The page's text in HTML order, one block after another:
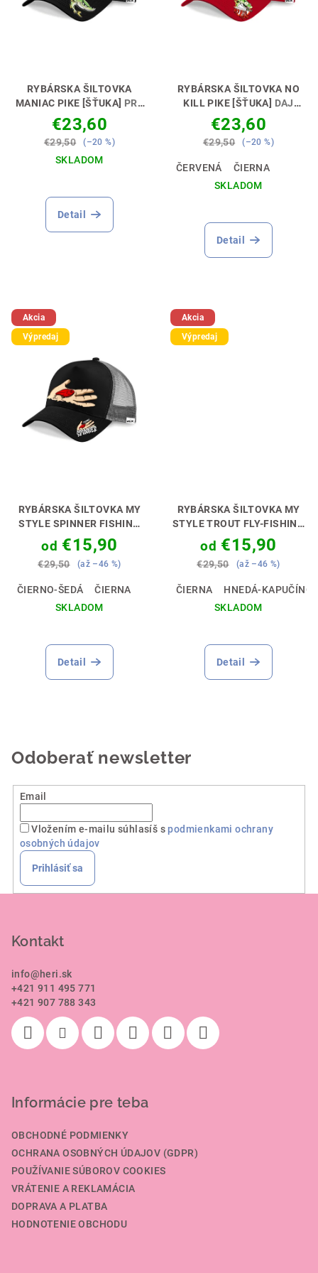
RYBÁRSKA ŠILTOVKA
MANIAC PIKE [ŠŤUKA] PRE
ŠŤUKOVÝCH MANIAKOV 🧢
😎
€23,60
€29,50 (–20 %)
SKLADOM
Detail
RYBÁRSKA ŠILTOVKA NO
KILL PIKE [ŠŤUKA] DAJ
NAJAVO SVOJ POSTOJ 💪🎣
€23,60
€29,50 (–20 %)
ČERVENÁ
ČIERNA
SKLADOM
Detail
Akcia
Výpredaj
RYBÁRSKA ŠILTOVKA MY
STYLE SPINNER FISHING
[PRÍVLAČIAR] ŠTÝL, KTORÝ
CHYTÍ 🎣🧢
od €15,90
€29,50 (až –46 %)
ČIERNO-ŠEDÁ
ČIERNA
SKLADOM
Detail
Akcia
Výpredaj
RYBÁRSKA ŠILTOVKA MY
STYLE TROUT FLY-FISHING
[MUŠKÁR] ŠTÝL, KTORÝ
CHYTÍ 🎣🧢
od €15,90
€29,50 (až –46 %)
ČIERNA
HNEDÁ-KAPUČÍNO
SKLADOM
Detail
Odoberať newsletter
Email
Vložením e-mailu súhlasíš spodmienkami ochrany
osobných údajov
Prihlásiť sa
Kontakt
info@heri.sk
+421 911 495 771
+421 907 788 343
Informácie pre teba
OBCHODNÉ PODMIENKY
OCHRANA OSOBNÝCH ÚDAJOV (GDPR)
POUŽÍVANIE SÚBOROV COOKIES
VRÁTENIE A REKLAMÁCIA
DOPRAVA A PLATBA
HODNOTENIE OBCHODU